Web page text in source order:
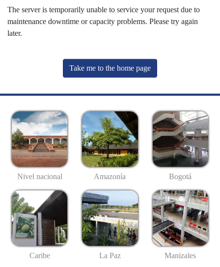
The server is temporarily unable to service your request due to
maintenance downtime or capacity problems. Please try again
later.
Take me to the home page
Nivel nacional Amazonía Bogotá
Caribe La Paz Manizales